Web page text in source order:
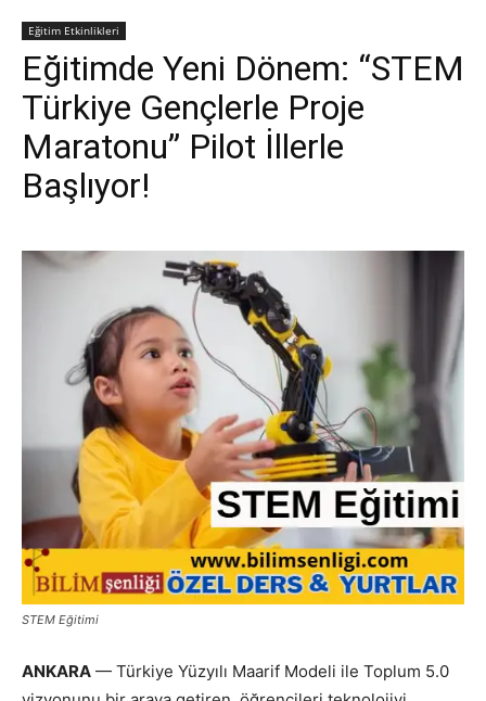
Eğitim Etkinlikleri
Eğitimde Yeni Dönem: “STEM
Türkiye Gençlerle Proje
Maratonu” Pilot İllerle
Başlıyor!
STEM Eğitimi
ANKARA — Türkiye Yüzyılı Maarif Modeli ile Toplum 5.0